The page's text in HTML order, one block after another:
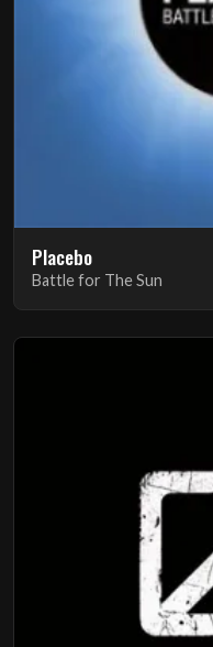
Placebo
Battle for The Sun